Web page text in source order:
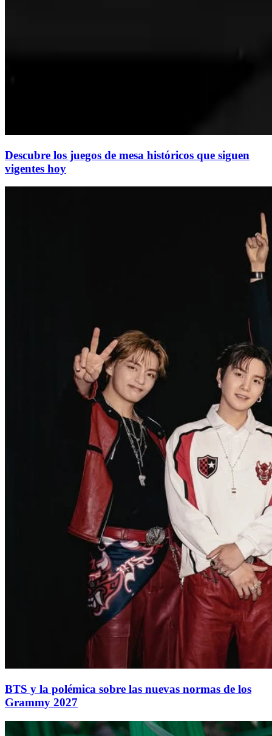
Descubre los juegos de mesa históricos que siguen
vigentes hoy
BTS y la polémica sobre las nuevas normas de los
Grammy 2027